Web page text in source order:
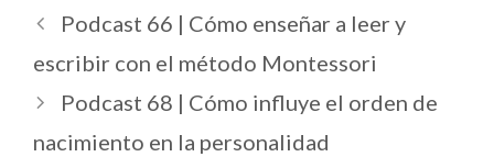
Podcast 66 | Cómo enseñar a leer y
escribir con el método Montessori
Podcast 68 | Cómo influye el orden de
nacimiento en la personalidad